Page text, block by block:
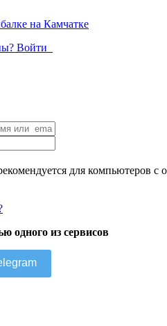
Войти
для компьютеров с
одного из сервисов